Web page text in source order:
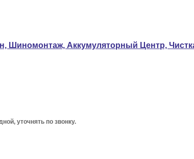
Шиномонтаж, Аккумуляторный Центр,
уточнять по звонку.